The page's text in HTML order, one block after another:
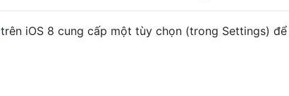
trên iOS 8 cung cấp một tùy chọn (trong Settings) để